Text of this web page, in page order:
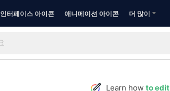
인터페이스 아이콘 애니메이션 아이콘 더 많이
Learn how to edit